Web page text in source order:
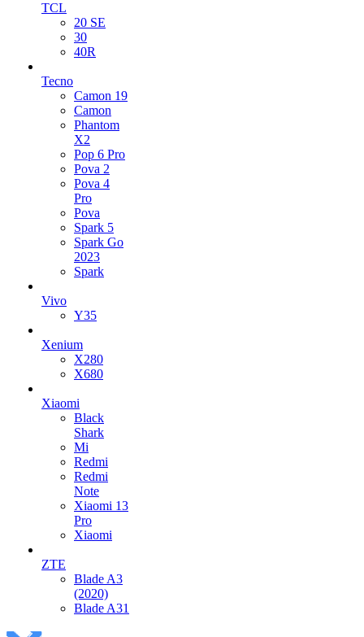
TCL
20 SE
30
40R
Tecno
Camon 19
Camon
Phantom
X2
Pop 6 Pro
Pova 2
Pova 4
Pro
Pova
Spark 5
Spark Go
2023
Spark
Vivo
Y35
Xenium
X280
X680
Xiaomi
Black
Shark
Mi
Redmi
Redmi
Note
Xiaomi 13
Pro
Xiaomi
ZTE
Blade A3
(2020)
Blade A31